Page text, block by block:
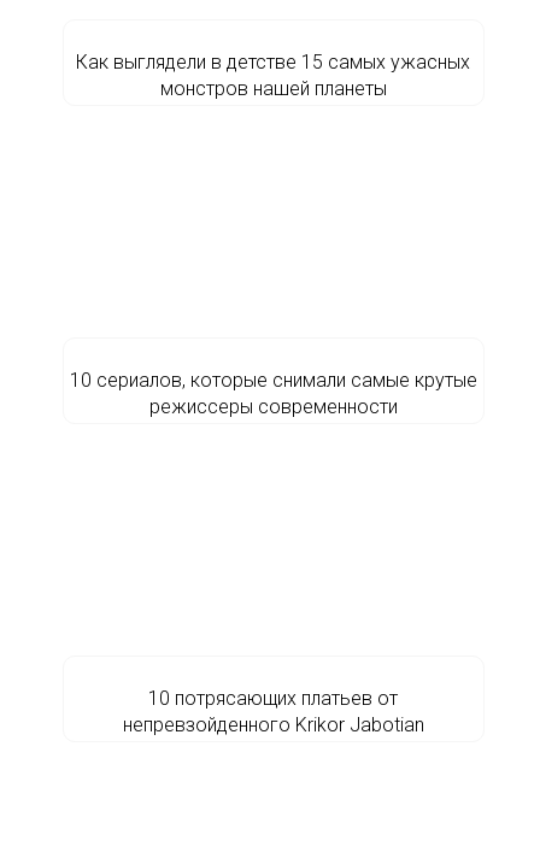
Как выглядели в детстве 15 самых ужасных
монстров нашей планеты
10 сериалов, которые снимали самые крутые
режиссеры современности
10 потрясающих платьев от
непревзойденного Krikor Jabotian